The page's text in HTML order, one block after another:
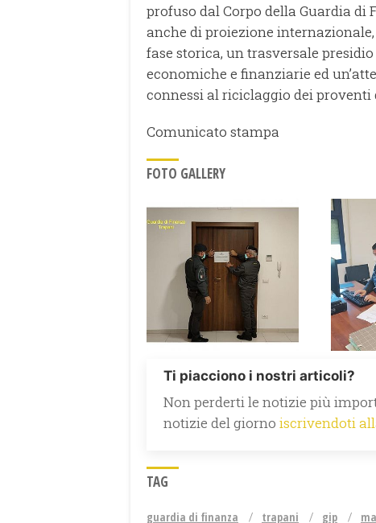
profuso dal Corpo della Guardia di
anche di proiezione
fase storica, un trasversale
economiche e finanziarie ed
connessi al riciclaggio dei proventi
Comunicato stampa
FOTO GALLERY
Ti piacciono i nostri articoli?
Non perderti le notizie più
notizie del giorno iscrivendoti
TAG
guardia di finanza trapani gip